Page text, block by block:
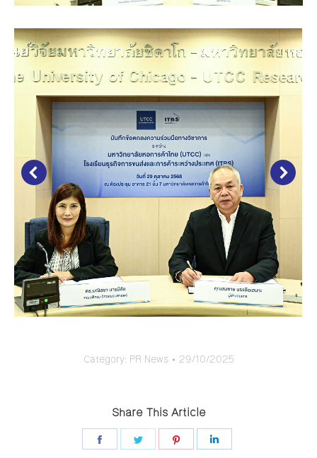
Category: PR News 29/10/2025
Share This Article
Share
Share
Share